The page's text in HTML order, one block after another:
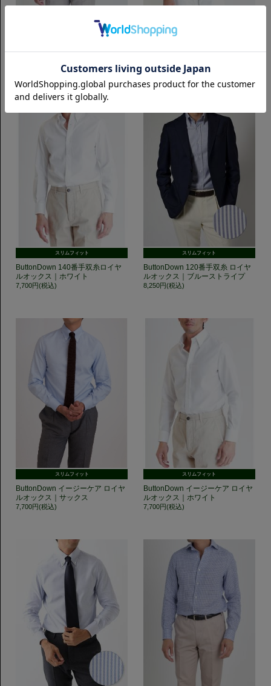
ButtonDown 鹿の子｜ホワイト ButtonDown 鹿の子｜ネイビー
9,350円(税込)
スリムフィット
ButtonDown 140番手双糸ロイヤ
ルオックス｜ホワイト
7,700円(税込)
スリムフィット
ButtonDown 120番手双糸 ロイヤ
ルオックス｜ブルーストライプ
8,250円(税込)
スリムフィット
ButtonDown イージーケア ロイヤ
ルオックス｜サックス
7,700円(税込)
スリムフィット
ButtonDown イージーケア ロイヤ
ルオックス｜ホワイト
7,700円(税込)